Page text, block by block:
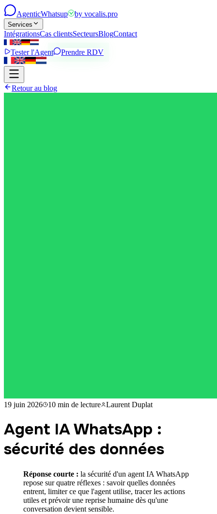
AgenticWhatsup by vocalis.pro
Services
IntégrationsCas clientsSecteursBlogContact
Tester l'Agent Prendre RDV
Retour au blog
19 juin 2026 10 min de lecture Laurent Duplat
Agent IA WhatsApp :
sécurité des données
Réponse courte : la sécurité d'un agent IA WhatsApp
repose sur quatre réflexes : savoir quelles données
entrent, limiter ce que l'agent utilise, tracer les actions
utiles et prévoir une reprise humaine dès qu'une
conversation devient sensible.